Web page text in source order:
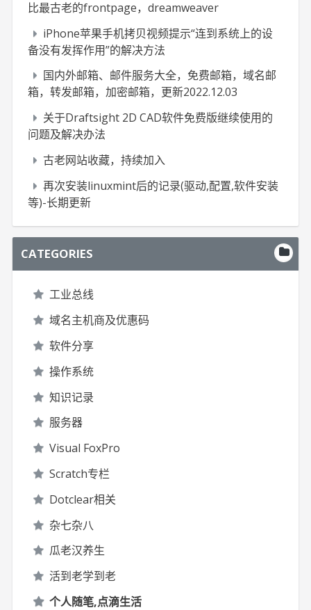
比最古老的frontpage，dreamweaver
iPhone苹果手机拷贝视频提示“连到系统上的设
备没有发挥作用”的解决方法
国内外邮箱、邮件服务大全，免费邮箱，域名邮
箱，转发邮箱，加密邮箱，更新2022.12.03
关于Draftsight 2D CAD软件免费版继续使用的
问题及解决办法
古老网站收藏，持续加入
再次安装linuxmint后的记录(驱动,配置,软件安装
等)-长期更新
CATEGORIES
工业总线
域名主机商及优惠码
软件分享
操作系统
知识记录
服务器
Visual FoxPro
Scratch专栏
Dotclear相关
杂七杂八
瓜老汉养生
活到老学到老
个人随笔,点滴生活